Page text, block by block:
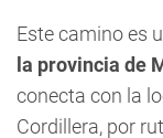
Este camino es
la provincia de
conecta con la
Cordillera, por